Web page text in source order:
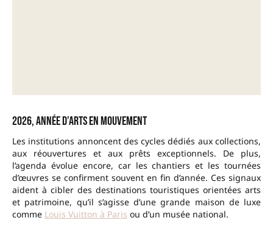
2026, année d’arts en mouvement
Les institutions annoncent des cycles dédiés aux collections,
aux réouvertures et aux prêts exceptionnels. De plus,
l’agenda évolue encore, car les chantiers et les tournées
d’œuvres se confirment souvent en fin d’année. Ces signaux
aident à cibler des destinations touristiques orientées arts
et patrimoine, qu’il s’agisse d’une grande maison de luxe
comme Louis Vuitton à Paris ou d’un musée national.